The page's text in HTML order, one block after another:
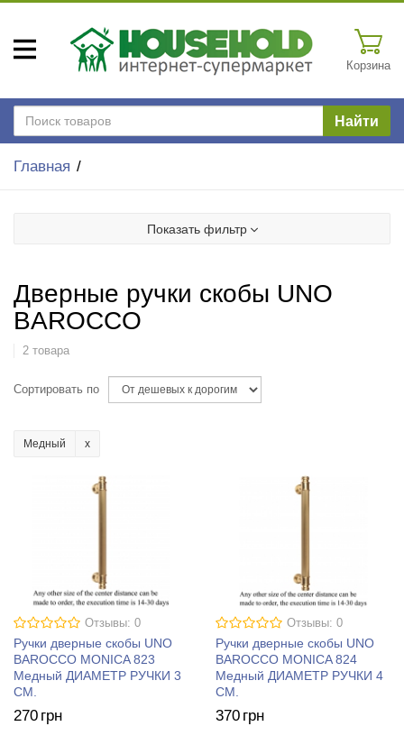
Корзина
Найти
Главная
Показать фильтр
Дверные ручки скобы UNO
BAROCCO
2 товара
Сортировать по
Медный
Отзывы: 0
Ручки дверные скобы UNO
BAROCCO MONICA 823
Медный ДИАМЕТР РУЧКИ 3
СМ.
270 грн
Отзывы: 0
Ручки дверные скобы UNO
BAROCCO MONICA 824
Медный ДИАМЕТР РУЧКИ 4
СМ.
370 грн